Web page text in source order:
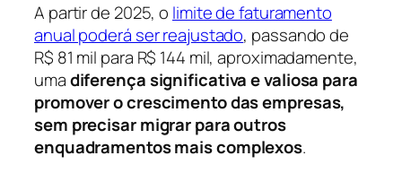
A partir de 2025, o limite de faturamento
anual poderá ser reajustado, passando de
R$ 81 mil para R$ 144 mil, aproximadamente,
umadiferença significativa e valiosa para
promover o crescimento das empresas,
sem precisar migrar para outros
enquadramentos mais complexos.